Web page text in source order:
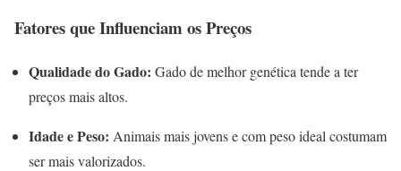
Fatores que Influenciam os Preços
Qualidade do Gado: Gado de melhor genética tende a ter
preços mais altos.
Idade e Peso: Animais mais jovens e com peso ideal costumam
ser mais valorizados.